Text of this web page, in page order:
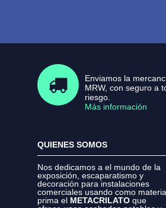
Enviamos la
MRW, con seguro a
riesgo.
Más información
QUIENES SOMOS
Nos dedicamos a el mundo de la
exposición, escaparatismo y
decoración para instalaciones
comerciales usando como materia
prima el METACRILATO que